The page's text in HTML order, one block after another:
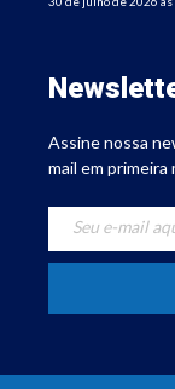
Assine nossa
mail em primeira